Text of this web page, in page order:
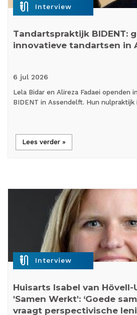
mic_external_on Interview
Tandartspraktijk BIDENT:
innovatieve tandartsen in
6 jul 2026
Lela Bidar en Alireza Fadaei openden
BIDENT in Assendelft. Hun nulpraktijk
Lees verder »
mic_external_on Interview
Huisarts Isabel van
'Samen Werkt': ‘Goede
vraagt perspectivische